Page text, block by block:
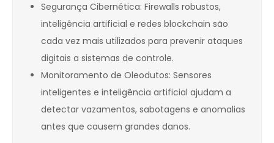
Segurança Cibernética: Firewalls robustos,
inteligência artificial e redes blockchain são
cada vez mais utilizados para prevenir ataques
digitais a sistemas de controle.
Monitoramento de Oleodutos: Sensores
inteligentes e inteligência artificial ajudam a
detectar vazamentos, sabotagens e anomalias
antes que causem grandes danos.